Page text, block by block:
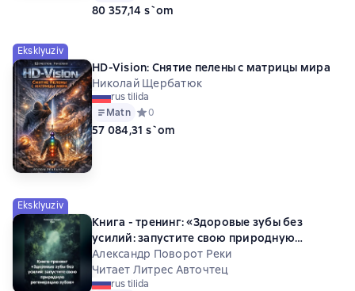
80 357,14 s`om
Eksklyuziv
HD-Vision: Снятие пелены с матрицы мира
Николай Щербатюк
rus tilida
Matn Средний рейтинг 0 на основе 0 оценок
0
57 084,31 s`om
Eksklyuziv
Книга - тренинг: «Здоровые зубы без
усилий: запустите свою природную
регенерацию зубов»
Александр Поворот Реки
Читает Литрес Авточтец
rus tilida